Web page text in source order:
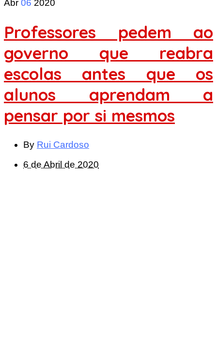
Abr 06 2020
Professores pedem ao
governo que reabra
escolas antes que os
alunos aprendam a
pensar por si mesmos
By Rui Cardoso
6 de Abril de 2020